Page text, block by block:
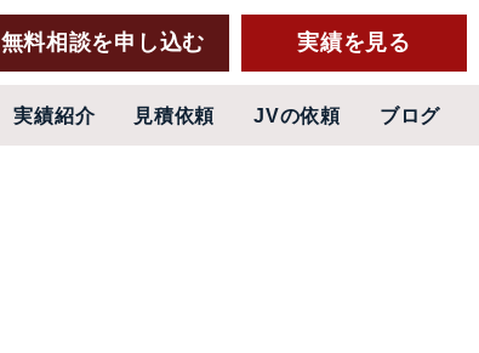
無料相談を申し込む 実績を見る
実績紹介 見積依頼 JVの依頼 ブログ